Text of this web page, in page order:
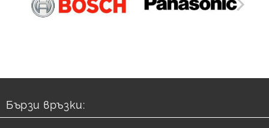
Бързи връзки: